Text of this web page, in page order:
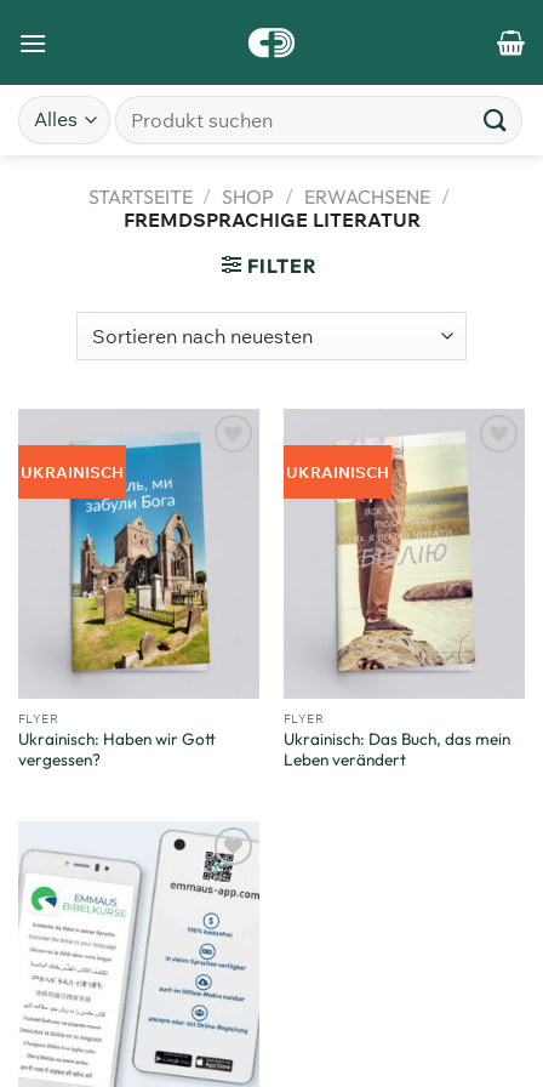
STARTSEITE / SHOP / ERWACHSENE /
FREMDSPRACHIGE LITERATUR
FILTER
UKRAINISCH
Zum
Merkzettel
hinzufügen
FLYER
Ukrainisch: Haben wir Gott
vergessen?
UKRAINISCH
Merkzettel
hinzufügen
FLYER
Ukrainisch: Das Buch, das mein
Leben verändert
Zum
Merkzettel
hinzufügen